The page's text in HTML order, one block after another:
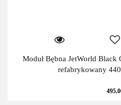
Moduł Bębna JetWorld
refabrykowany